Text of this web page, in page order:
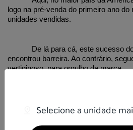
logo na pré-venda do primeiro ano
unidades vendidas.
De lá para cá, este sucesso
encontrou barreira. Ao contrário,
vertiginoso, para orgulho da marca.
Então não perca tempo.
Selecione a unidade